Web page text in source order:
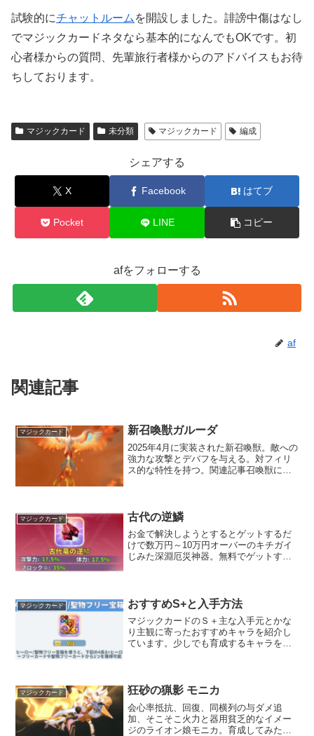
試験的にチャットルーム を開設しました。誹謗中傷はなし
でマジックカードネタなら基本的になんでもOKです。初
心者様からの質問、先輩旅行者様からのアドバイスもお待
ちしております。
マジックカード 未分類 マジックカード 編成
シェアする
X Facebook はてブ
Pocket LINE コピー
afをフォローする
af
関連記事
マジックカード 新召喚獣ガルーダ
2025年4月に実装された新召喚獣。敵への
強力な攻撃とデバフを与える。対フィリ
ス的な特性を持つ。関連記事召喚獣につ
イアサンと比較して...
マジックカード 古代の逆鱗
お金で解決しようとするとゲットするだ
けで数万円～10万円オーバーのキチガイ
じみた深淵厄災神器。無料でゲットする
った強化素材超能バッジ...
マジックカード おすすめS+と入手方法
マジックカードのＳ＋主な入手元とかな
り主観に寄ったおすすめキャラを紹介し
ています。少しでも育成するキャラを迷
マジックカード 狂砂の猟影 モニカ
会心率抵抗、回復、同横列の与ダメ追
加、そこそこ火力と器用貧乏的なイメー
ジのライオン娘モニカ。育成してみたら